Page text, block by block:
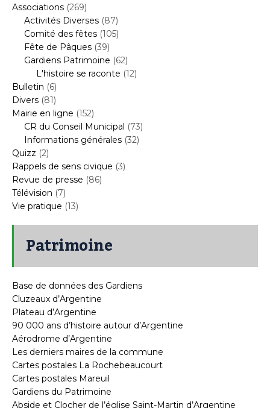
Associations (269)
Activités Diverses (87)
Comité des fêtes (105)
Fête de Pâques (39)
Gardiens Patrimoine (62)
L'histoire se raconte (12)
Bulletin (6)
Divers (81)
Mairie en ligne (152)
CR du Conseil Municipal (73)
Informations générales (32)
Quizz (2)
Rappels de sens civique (3)
Revue de presse (86)
Télévision (7)
Vie pratique (13)
Patrimoine
Base de données des Gardiens
Cluzeaux d’Argentine
Plateau d’Argentine
90 000 ans d’histoire autour d’Argentine
Aérodrome d’Argentine
Les derniers maires de la commune
Cartes postales La Rochebeaucourt
Cartes postales Mareuil
Gardiens du Patrimoine
Abside et Clocher de l’église Saint-Martin d’Argentine